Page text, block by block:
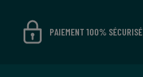
PAIEMENT 100% SÉCURISÉ